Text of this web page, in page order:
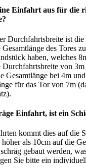
Einfahrt aus für die
Durchfahrtsbreite ist
des Tores
haben, welches
Durchfahrtsbreite von
Gesamtlänge bei 4m
für das Tor von 7m
Einfahrt, ist ein
kommt dies auf die
als 10cm auf die
gebaut werden,
Sie bitte ein